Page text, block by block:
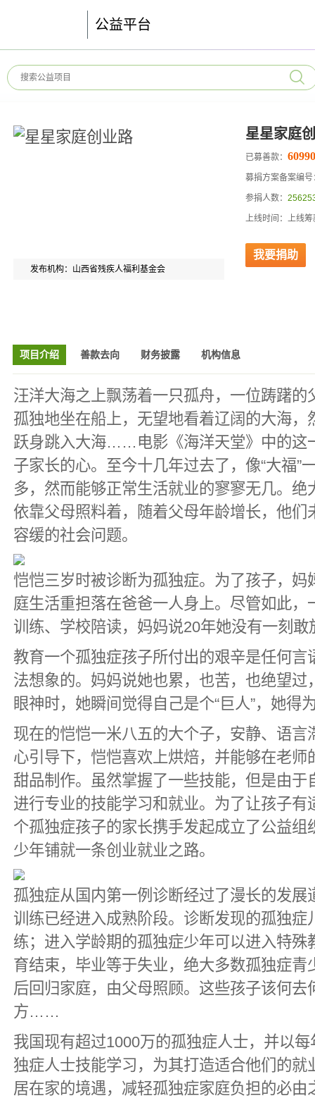
公益平台
星星家庭
发布机构：山西省残疾人福利基金会
已募善款：
募捐方案备案编
参捐人数：
上线时间：上线
我要捐助
项目介绍 善款去向 财务披露 机构信息
汪洋大海之上飘荡着一只孤舟，一位踌躇
孤独地坐在船上，无望地看着辽阔的大海
跃身跳入大海……电影《海洋天堂》中的这
子家长的心。至今十几年过去了，像“大福”
多，然而能够正常生活就业的寥寥无几。
依靠父母照料着，随着父母年龄增长，他
容缓的社会问题。
恺恺三岁时被诊断为孤独症。为了孩子，
庭生活重担落在爸爸一人身上。尽管如此
训练、学校陪读，妈妈说20年她没有一刻敢
教育一个孤独症孩子所付出的艰辛是任何
法想象的。妈妈说她也累，也苦，也绝望
眼神时，她瞬间觉得自己是个“巨人”，她得
现在的恺恺一米八五的大个子，安静、语
心引导下，恺恺喜欢上烘焙，并能够在老
甜品制作。虽然掌握了一些技能，但是由
进行专业的技能学习和就业。为了让孩子
个孤独症孩子的家长携手发起成立了公益
少年铺就一条创业就业之路。
孤独症从国内第一例诊断经过了漫长的发
训练已经进入成熟阶段。诊断发现的孤独症
练；进入学龄期的孤独症少年可以进入特
育结束，毕业等于失业，绝大多数孤独症
后回归家庭，由父母照顾。这些孩子该何去
方……
我国现有超过1000万的孤独症人士，并以
独症人士技能学习，为其打造适合他们的
居在家的境遇，减轻孤独症家庭负担的必